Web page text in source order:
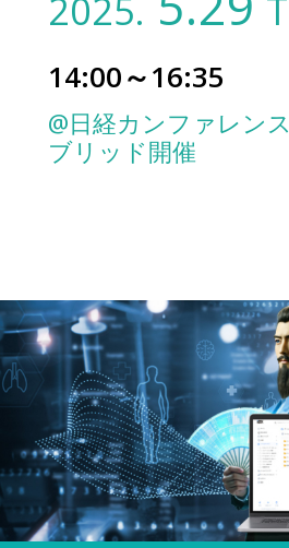
2025.
14:00～16:35
@日経カンファレン
ブリッド開催